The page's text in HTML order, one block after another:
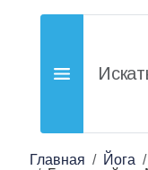
Главная Йога